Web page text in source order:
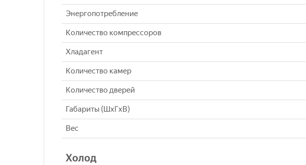
Энергопотребление
Количество компрессоров
Хладагент
Количество камер
Количество дверей
Габариты (ШxГxВ)
Вес
Холод